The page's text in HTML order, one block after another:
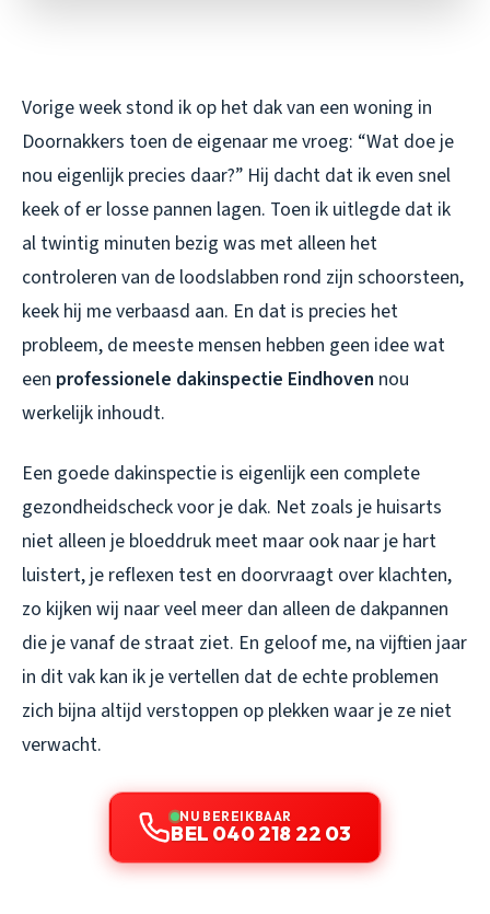
Vorige week stond ik op het dak van een woning in
Doornakkers toen de eigenaar me vroeg: “Wat doe je
nou eigenlijk precies daar?” Hij dacht dat ik even snel
keek of er losse pannen lagen. Toen ik uitlegde dat ik
al twintig minuten bezig was met alleen het
controleren van de loodslabben rond zijn schoorsteen,
keek hij me verbaasd aan. En dat is precies het
probleem, de meeste mensen hebben geen idee wat
een professionele dakinspectie Eindhoven nou
werkelijk inhoudt.
Een goede dakinspectie is eigenlijk een complete
gezondheidscheck voor je dak. Net zoals je huisarts
niet alleen je bloeddruk meet maar ook naar je hart
luistert, je reflexen test en doorvraagt over klachten,
zo kijken wij naar veel meer dan alleen de dakpannen
die je vanaf de straat ziet. En geloof me, na vijftien jaar
in dit vak kan ik je vertellen dat de echte problemen
zich bijna altijd verstoppen op plekken waar je ze niet
verwacht.
NU BEREIKBAAR
BEL 040 218 22 03